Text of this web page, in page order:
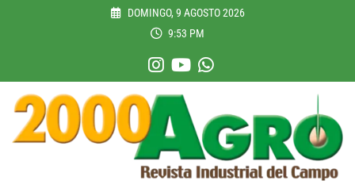
DOMINGO, 9 AGOSTO 2026
9:53 PM